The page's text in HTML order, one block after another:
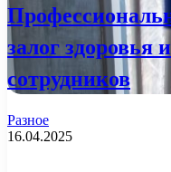
залог здоровья
сотрудников
Разное
16.04.2025